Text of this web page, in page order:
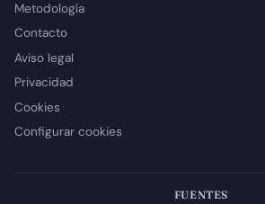
Metodología
Contacto
Aviso legal
Privacidad
Cookies
Configurar cookies
FUENTES